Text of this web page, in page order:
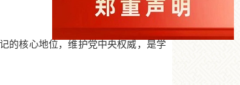
的核心地位，维护党中央权威，是学